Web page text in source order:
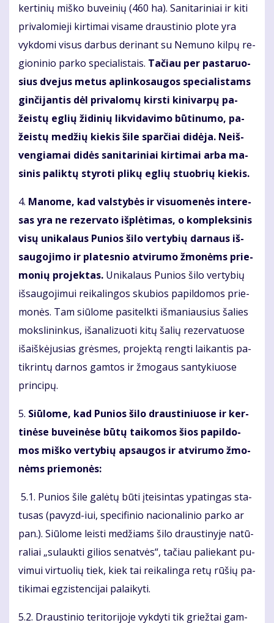
ker­ti­nių miš­ko bu­vei­nių (460 ha). Sa­ni­ta­ri­niai ir ki­ti
pri­va­lo­mie­ji kir­ti­mai vi­sa­me draus­ti­nio plo­te yra
vyk­do­mi vi­sus dar­bus de­ri­nant su Ne­mu­no kil­pų re­
gio­ni­nio par­ko spe­cia­lis­tais. Tačiau per pas­ta­ruo­
sius dve­jus me­tus ap­lin­ko­sau­gos spe­cia­lis­tams
ginčijan­tis dėl pri­va­lo­mų kirs­ti ki­ni­var­pų pa­
žeis­tų eg­lių ži­di­nių lik­vi­da­vi­mo bū­ti­nu­mo, pa­
žeis­tų me­džių kie­kis ši­le sparčiai di­dė­ja. Ne­iš­
ven­gia­mai di­dės sa­ni­ta­ri­niai kir­ti­mai ar­ba ma­
si­nis pa­lik­tų sty­ro­ti pli­kų eg­lių stuob­rių kie­kis.
4. Ma­no­me, kad vals­ty­bės ir vi­suo­me­nės in­te­re­
sas yra ne re­zer­va­to iš­plė­ti­mas, o kom­plek­si­nis
vi­sų uni­ka­laus Pu­nios ši­lo ver­ty­bių dar­naus iš­
sau­go­ji­mo ir pla­tes­nio at­vi­ru­mo žmo­nėms prie­
mo­nių pro­jek­tas. Uni­ka­laus Pu­nios ši­lo ver­ty­bių
iš­sau­go­ji­mui rei­ka­lin­gos sku­bios pa­pil­do­mos prie­
mo­nės. Tam siū­lo­me pa­si­telk­ti iš­ma­niau­sius ša­lies
moks­li­nin­kus, iš­ana­li­zuo­ti ki­tų ša­lių re­zer­va­tuo­se
iš­aiš­kė­ju­sias grės­mes, pro­jek­tą reng­ti lai­kan­tis pa­
tik­rin­tų dar­nos gam­tos ir žmo­gaus san­ty­kiuo­se
prin­ci­pų.
5. Siū­lo­me, kad Pu­nios ši­lo draus­ti­niuo­se ir ker­
ti­nė­se bu­vei­nė­se bū­tų tai­ko­mos šios pa­pil­do­
mos miš­ko ver­ty­bių ap­sau­gos ir at­vi­ru­mo žmo­
nėms prie­mo­nės:
5.1. Pu­nios ši­le ga­lė­tų bū­ti įtei­sin­tas ypa­tin­gas sta­
tu­sas (pa­vyzd-iui, spe­ci­fi­nio na­cio­na­li­nio par­ko ar
pan.). Siū­lo­me leis­ti me­džiams ši­lo draus­ti­ny­je na­tū­
ra­liai „su­lauk­ti gi­lios se­nat­vės“, ta­čiau pa­lie­kant pu­
vi­mui vir­tuo­lių tiek, kiek tai rei­ka­lin­ga re­tų rū­šių pa­
ti­ki­mai eg­zis­ten­ci­jai pa­lai­ky­ti.
5.2. Draus­ti­nio te­ri­to­ri­jo­je vyk­dy­ti tik griež­tai gam­